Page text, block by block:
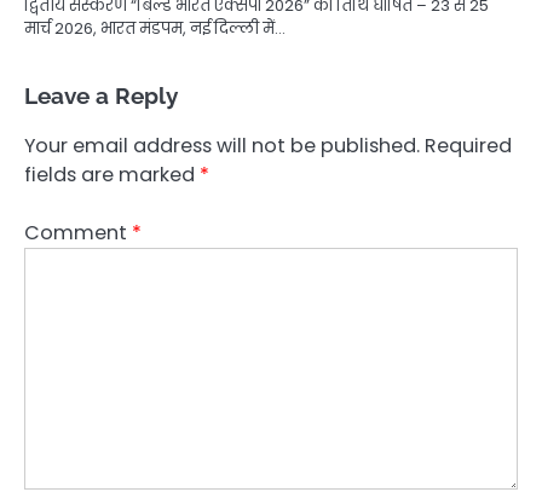
द्वितीय संस्करण “बिल्ड भारत एक्सपो 2026” की तिथि घोषित – 23 से 25
मार्च 2026, भारत मंडपम, नई दिल्ली में…
Leave a Reply
Your email address will not be published. Required
fields are marked *
Comment *